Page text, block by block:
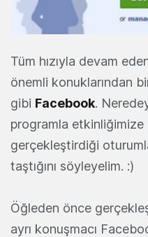
Tüm hızıyla devam
önemli konuklarından
gibi Facebook.
programla etkinliğimize
gerçekleştirdiği
taştığını söyleyelim. :)
Öğleden önce
ayrı konuşmacı